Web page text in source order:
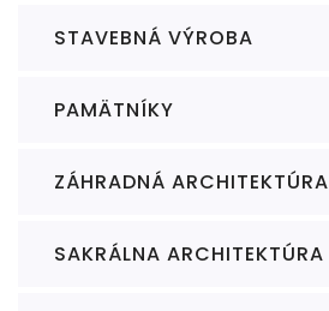
STAVEBNÁ VÝROBA
PAMÄTNÍKY
ZÁHRADNÁ ARCHITEKTÚRA
SAKRÁLNA ARCHITEKTÚRA